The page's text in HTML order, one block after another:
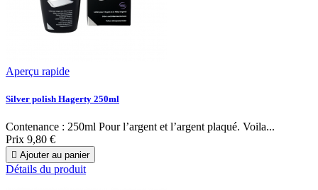
Aperçu rapide
Silver polish Hagerty 250ml
Contenance : 250ml Pour l’argent et l’argent plaqué. Voila...
Prix 9,80 €
 Ajouter au panier
Détails du produit